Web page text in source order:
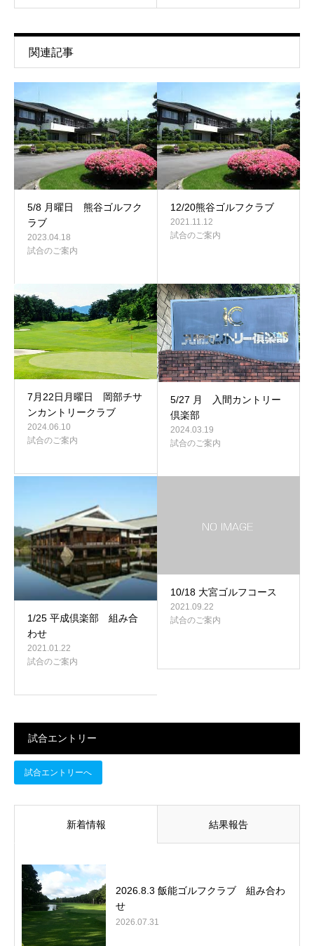
関連記事
5/8 月曜日 熊谷ゴルフク
ラブ
2023.04.18
試合のご案内
12/20熊谷ゴルフクラブ
2021.11.12
試合のご案内
7月22日月曜日 岡部チサ
ンカントリークラブ
2024.06.10
試合のご案内
5/27 月 入間カントリー
倶楽部
2024.03.19
試合のご案内
1/25 平成倶楽部 組み合
わせ
2021.01.22
試合のご案内
10/18 大宮ゴルフコース
2021.09.22
試合のご案内
試合エントリー
試合エントリーへ
新着情報 結果報告
2026.8.3 飯能ゴルフクラブ 組み合わ
せ
2026.07.31